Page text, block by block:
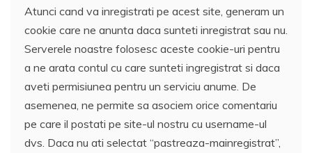
Atunci cand va inregistrati pe acest site, generam un
cookie care ne anunta daca sunteti inregistrat sau nu.
Serverele noastre folosesc aceste cookie-uri pentru
a ne arata contul cu care sunteti ingregistrat si daca
aveti permisiunea pentru un serviciu anume. De
asemenea, ne permite sa asociem orice comentariu
pe care il postati pe site-ul nostru cu username-ul
dvs. Daca nu ati selectat “pastreaza-mainregistrat”,